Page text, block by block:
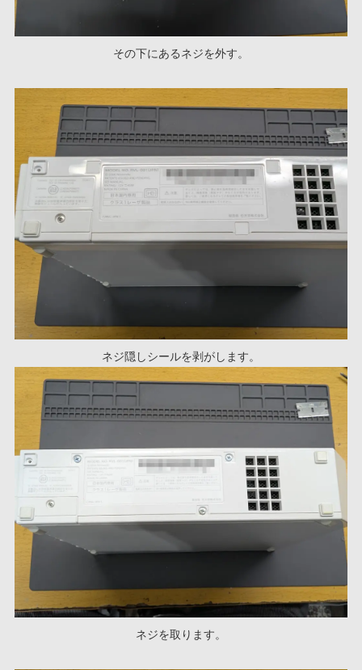
その下にあるネジを外す。
ネジ隠しシールを剥がします。
ネジを取ります。